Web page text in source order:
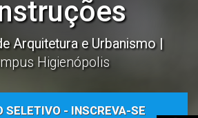
Arquitetura e Urbanismo
Higienópolis
SELETIVO - INSCREVA-SE